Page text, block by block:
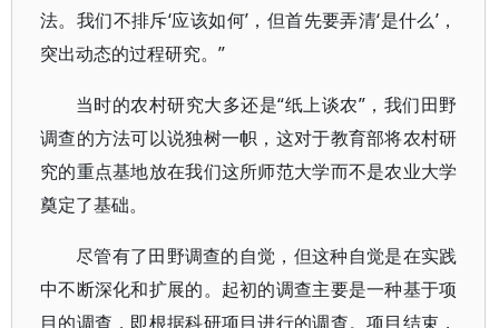
法。我们不排斥‘应该如何’，但首先要弄清‘是什么’，
突出动态的过程研究。”
当时的农村研究大多还是“纸上谈农”，我们田野
调查的方法可以说独树一帜，这对于教育部将农村研
究的重点基地放在我们这所师范大学而不是农业大学
奠定了基础。
尽管有了田野调查的自觉，但这种自觉是在实践
中不断深化和扩展的。起初的调查主要是一种基于项
目的调查，即根据科研项目进行的调查。项目结束，